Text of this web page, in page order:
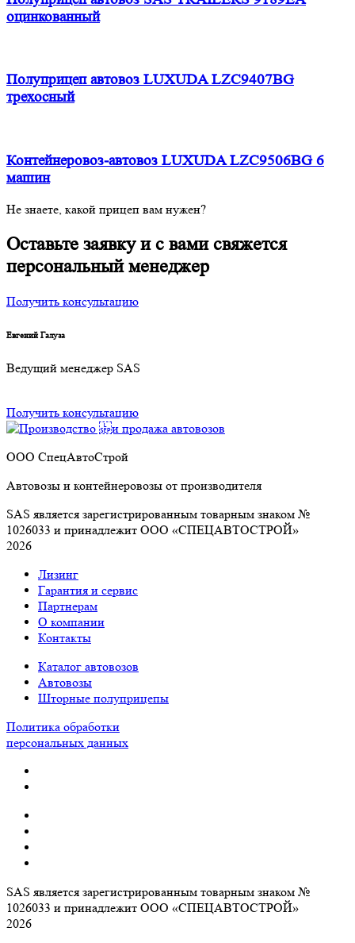
оцинкованный
Полуприцеп автовоз LUXUDA LZC9407BG
трехосный
Контейнеровоз-автовоз LUXUDA LZC9506BG 6
машин
Не знаете, какой прицеп вам нужен?
Оставьте заявку и с вами свяжется
персональный менеджер
Получить консультацию
Евгений Галуза
Ведущий менеджер SAS
Получить консультацию
ООО СпецАвтоСтрой
Автовозы и контейнеровозы от производителя
SAS является зарегистрированным товарным знаком №
1026033 и принадлежит ООО «СПЕЦАВТОСТРОЙ»
2026
Лизинг
Гарантия и сервис
Партнерам
О компании
Контакты
Каталог автовозов
Автовозы
Шторные полуприцепы
Политика обработки
персональных данных
SAS является зарегистрированным товарным знаком №
1026033 и принадлежит ООО «СПЕЦАВТОСТРОЙ»
2026